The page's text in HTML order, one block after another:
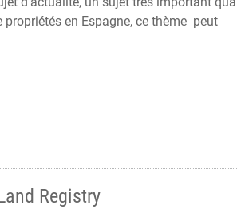
propriétés en Espagne, ce thème peut
Registry